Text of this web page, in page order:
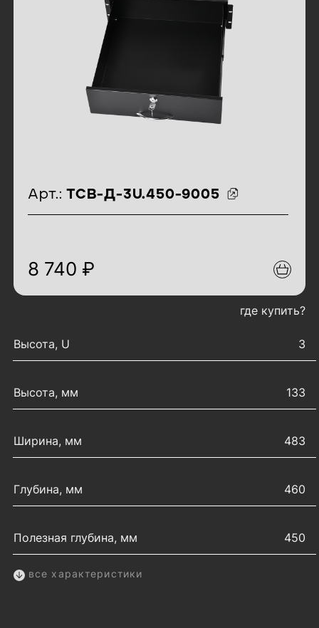
идентификаторы товара
Арт.: ТСВ-Д-3U.450-9005
8 740 ₽
где купить?
Высота, U
3
Высота, мм 133
Ширина, мм 483
Глубина, мм 460
Полезная глубина, мм 450
все характеристики